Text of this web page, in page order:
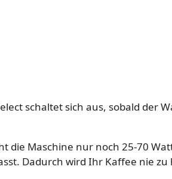
schaltet sich aus, sobald der
die Maschine nur noch 25-70
Dadurch wird Ihr Kaffee nie zu